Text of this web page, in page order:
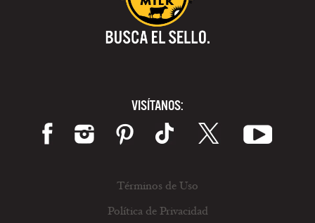
VISÍTANOS:
Términos de Uso
Política de Privacidad